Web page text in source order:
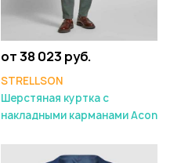
от 38 023 руб.
STRELLSON
Шерстяная куртка с
накладными карманами Acon